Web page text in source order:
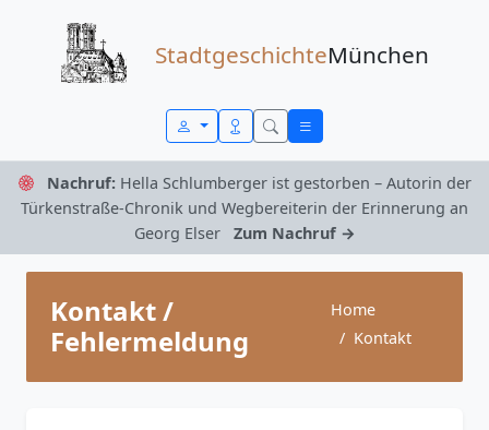
StadtgeschichteMünchen
Nachruf: Hella Schlumberger ist gestorben – Autorin der
Türkenstraße-Chronik und Wegbereiterin der Erinnerung an
Georg Elser
Zum Nachruf →
Kontakt /
Fehlermeldung
Home
Kontakt